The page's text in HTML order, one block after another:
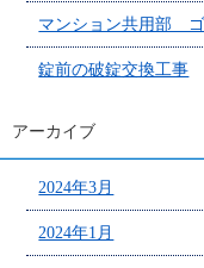
マンション共用部
錠前の破錠交換工事
アーカイブ
2024年3月
2024年1月